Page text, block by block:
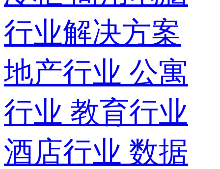
行业解决方案
地产行业 公寓
行业 教育行业
酒店行业 数据